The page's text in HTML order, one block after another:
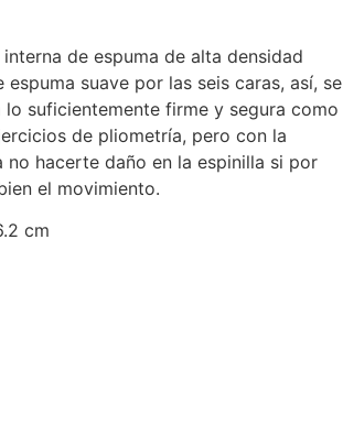
de espuma de alta densidad
suave por las seis caras, así, se
suficientemente firme y segura como
de pliometría, pero con la
no hacerte daño en la espinilla si por
el movimiento.
cm